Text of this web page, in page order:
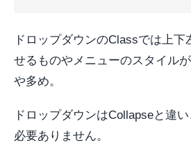
ドロップダウンのClassでは上下
せるものやメニューのスタイル
や多め。
ドロップダウンはCollapseと違
必要ありません。